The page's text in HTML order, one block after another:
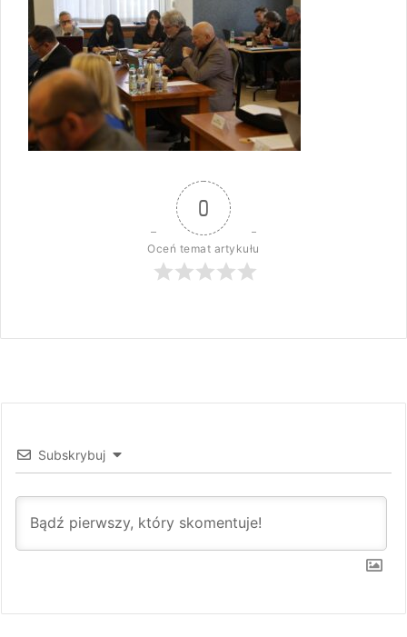
0
Oceń temat artykułu
Subskrybuj